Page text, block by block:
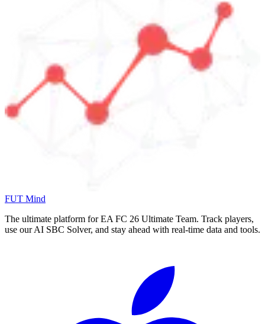
FUT Mind
The ultimate platform for EA FC 26 Ultimate Team. Track players,
use our AI SBC Solver, and stay ahead with real-time data and tools.